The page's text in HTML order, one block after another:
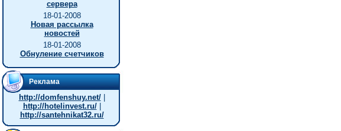
сервера
18-01-2008
Новая рассылка
новостей
18-01-2008
Обнуление счетчиков
Реклама
http://domfenshuy.net/|
http://hotelinvest.ru/|
http://santehnikat32.ru/